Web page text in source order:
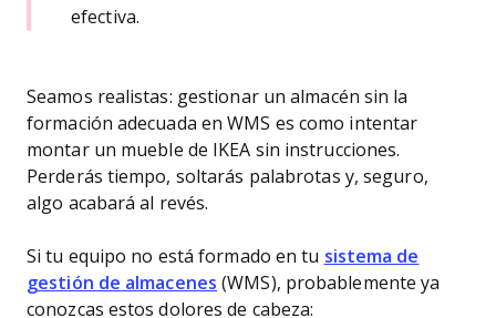
efectiva.
Seamos realistas: gestionar un almacén sin la
formación adecuada en WMS es como intentar
montar un mueble de IKEA sin instrucciones.
Perderás tiempo, soltarás palabrotas y, seguro,
algo acabará al revés.
Si tu equipo no está formado en tu sistema de
gestión de almacenes (WMS), probablemente ya
conozcas estos dolores de cabeza: